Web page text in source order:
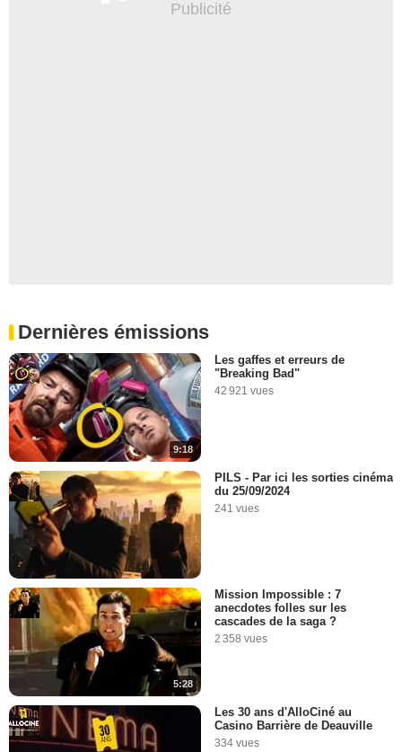
Dernières émissions
9:18
Les gaffes et erreurs de
"Breaking Bad"
42 921 vues
PILS - Par ici les sorties cinéma
du 25/09/2024
241 vues
5:28
Mission Impossible : 7
anecdotes folles sur les
cascades de la saga ?
2 358 vues
Les 30 ans d'AlloCiné au
Casino Barrière de Deauville
334 vues